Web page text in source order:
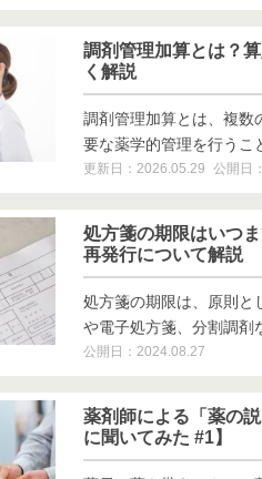
調剤管理加算とは？
く解説
調剤管理加算とは、複数
要な薬学的管理を行うこ
更新日：2026.05.29 公開日
処方箋の期限はいつ
再発行について解説
処方箋の期限は、原則と
や電子処方箋、分割調剤
公開日：2024.08.27
薬剤師による「薬の
に聞いてみた #1】